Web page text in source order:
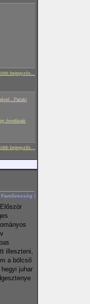
bejegyzés...
óvodának
bejegyzés...
Faművesség
illeszteni,
a bölcső
juhar